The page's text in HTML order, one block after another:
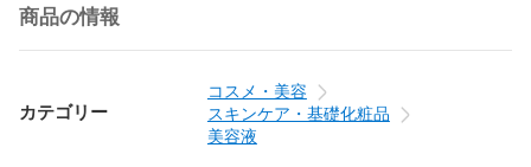
商品の情報
カテゴリー
コスメ・美容
スキンケア・基礎化粧品
美容液